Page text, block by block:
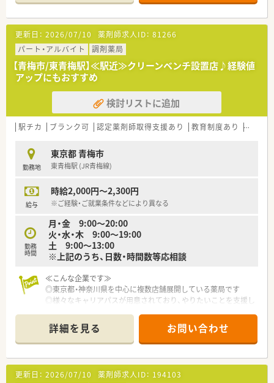
更新日： 2026/07/10 薬剤師求人ID： 81266
パート・アルバイト
調剤薬局
【青梅市/東青梅駅】≪駅近≫クリーンベンチ設置店♪経験値
アップにもおすすめ
検討リストに追加
駅チカ ブランク可 認定薬剤師取得支援あり 教育制度あり 大手チ
勤務地
東京都 青梅市
東青梅駅 (JR青梅線)
給与
時給2,000円～2,300円
※ご経験・ご就業条件などにより異なる
勤務
時間
月・金 9:00～20:00
火・水・木 9:00～19:00
土 9:00～13:00
※上記のうち、日数・時間数等応相談
≪こんな企業です≫
◎東京都・神奈川県を中心に複数店舗展開している薬局です
◎様々なキャリアパスが用意されており、やりたいことを支援し
◎薬剤師としてはもちろんのこと、接客・サービスのプロとして
の研修も豊富！
客室乗務員を招いたマナー講習など人間性を高めてくれる内容
もあります。
詳細を見る お問い合わせ
更新日： 2026/07/10 薬剤師求人ID： 194103